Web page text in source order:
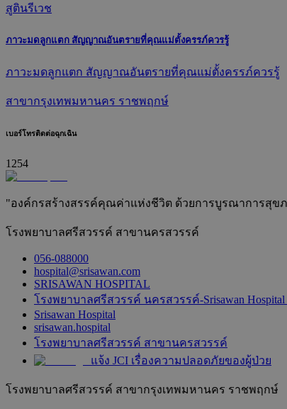
สูตินรีเวช
ภาวะมดลูกแตก สัญญาณอันตรายที่คุณแม่ตั้งครรภ์ควรรู้
ภาวะมดลูกแตก สัญญาณอันตรายที่คุณแม่ตั้งครรภ์ควรรู้
สาขากรุงเทพมหานคร ราชพฤกษ์
เบอร์โทรติดต่อฉุกเฉิน
1254
"องค์กรสร้างสรรค์คุณค่าแห่งชีวิต ด้วยการบูรณาการสุขภา
โรงพยาบาลศรีสวรรค์ สาขานครสวรรค์
056-088000
hospital@srisawan.com
SRISAWAN HOSPITAL
โรงพยาบาลศรีสวรรค์ นครสวรรค์-Srisawan Hospital
Srisawan Hospital
srisawan.hospital
โรงพยาบาลศรีสวรรค์ สาขานครสวรรค์
แจ้ง JCI เรื่องความปลอดภัยของผู้ป่วย
โรงพยาบาลศรีสวรรค์ สาขากรุงเทพมหานคร ราชพฤกษ์